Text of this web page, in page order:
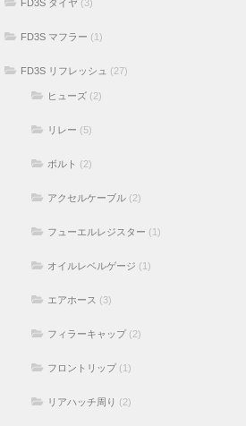
FD3S タイヤ (3)
FD3S マフラー (1)
FD3S リフレッシュ (27)
ヒューズ (2)
リレー (5)
ボルト (2)
アクセルケーブル (2)
フューエルレジスター (1)
オイルレベルゲージ (1)
エアホース (3)
フィラーキャップ (2)
フロントリップ (1)
リアハッチ周り (2)